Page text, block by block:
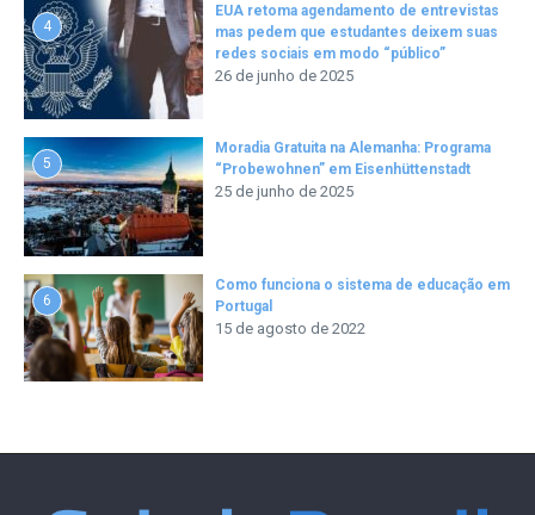
4
EUA retoma agendamento de entrevistas
mas pedem que estudantes deixem suas
redes sociais em modo “público”
26 de junho de 2025
5
Moradia Gratuita na Alemanha: Programa
“Probewohnen” em Eisenhüttenstadt
25 de junho de 2025
6
Como funciona o sistema de educação em
Portugal
15 de agosto de 2022